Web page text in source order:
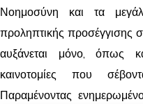
Νοημοσύνη και τα
προληπτικής προσέγγισης
αυξάνεται μόνο, όπως
καινοτομίες που
Παραμένοντας